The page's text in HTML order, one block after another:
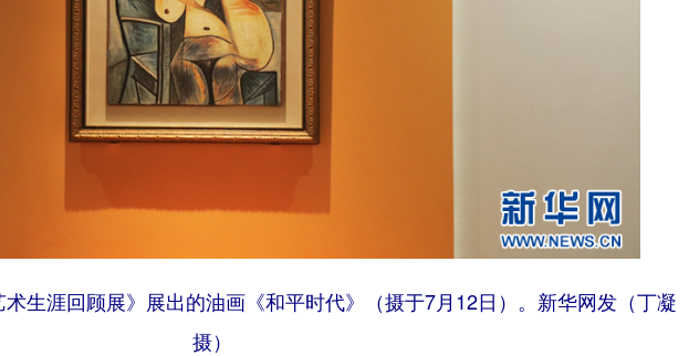
生涯回顾展》展出的油画《和平时代》（摄于7月12日）。新华网发（丁凝
摄）